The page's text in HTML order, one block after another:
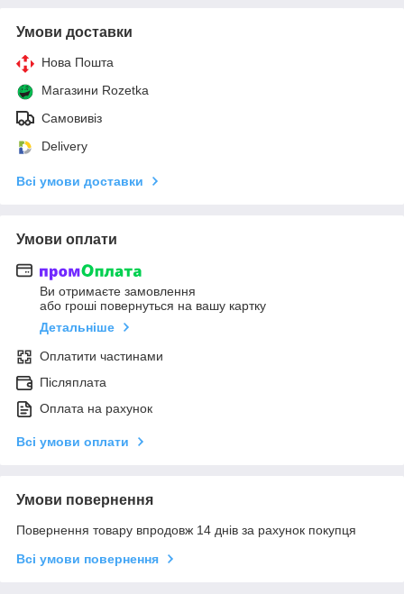
Умови доставки
Нова Пошта
Магазини Rozetka
Самовивіз
Delivery
Всі умови доставки
Умови оплати
Ви отримаєте замовлення
або гроші повернуться на вашу картку
Детальніше
Оплатити частинами
Післяплата
Оплата на рахунок
Всі умови оплати
Умови повернення
Повернення товару впродовж 14 днів за рахунок покупця
Всі умови повернення